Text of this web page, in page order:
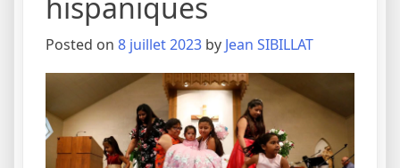
Posted on 8 juillet 2023 by Jean SIBILLAT